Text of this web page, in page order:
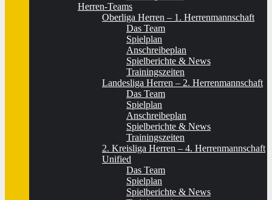
Herren-Teams
Oberliga Herren – 1. Herrenmannschaft
Das Team
Spielplan
Anschreibeplan
Spielberichte & News
Trainingszeiten
Landesliga Herren – 2. Herrenmannschaft
Das Team
Spielplan
Anschreibeplan
Spielberichte & News
Trainingszeiten
2. Kreisliga Herren – 4. Herrenmannschaft
Unified
Das Team
Spielplan
Spielberichte & News